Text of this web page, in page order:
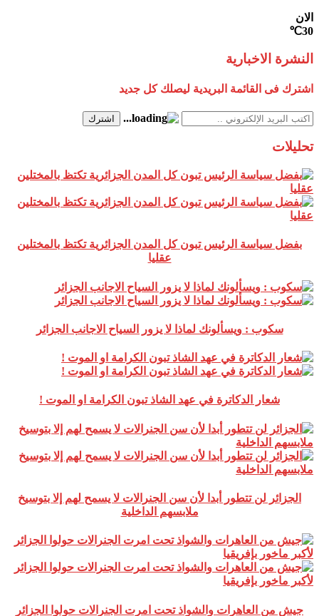
الان
30℃
النشرة الاخبارية
اشترك فى القائمة البريدية ليصلك كل جديد
اشترك
تحليلات
بفضل سياسة الرئيس تبون كل المدن الجزائرية تكتظ بالمختلين
عقليا
سكوب : ويسألونك لماذا لا يزور السياح الاجانب الجزائر
شعار الدكاترة في عهد الشاذ تبون الكرامة او الموت !
الجزائر لن تتطور أبدا لأن سن الجنرالات لا يسمح لهم إلا بتوسيخ
ملابسهم الداخلية
جيش من العاهرات والشواذ تحت امرت الجنرالات حولوا الجزائر